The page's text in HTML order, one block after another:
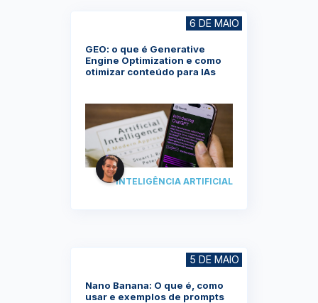
GEO: o que é Generative
Engine Optimization e como
otimizar conteúdo para IAs
6 DE MAIO
INTELIGÊNCIA ARTIFICIAL
Nano Banana: O que é, como
usar e exemplos de prompts
5 DE MAIO